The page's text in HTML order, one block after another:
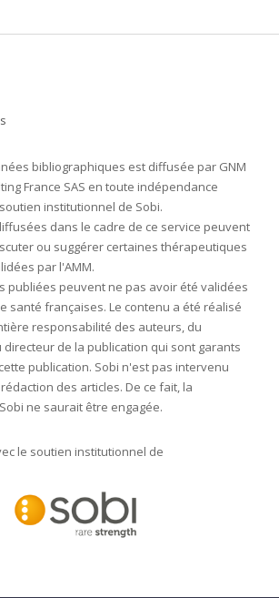
bibliographiques est diffusée par GNM
France SAS en toute indépendance
institutionnel de Sobi.
dans le cadre de ce service peuvent
ou suggérer certaines thérapeutiques
par l'AMM.
publiées peuvent ne pas avoir été validées
santé françaises. Le contenu a été réalisé
responsabilité des auteurs, du
de la publication qui sont garants
publication. Sobi n'est pas intervenu
des articles. De ce fait, la
ne saurait être engagée.
le soutien institutionnel de